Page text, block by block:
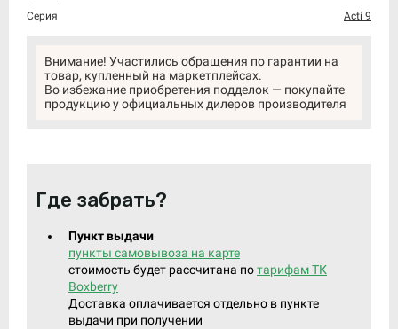
Серия
Acti 9
Внимание! Участились обращения по гарантии на
товар, купленный на маркетплейсах.
Во избежание приобретения подделок — покупайте
продукцию у официальных дилеров производителя
Где забрать?
Пункт выдачи
пункты самовывоза на карте
стоимость будет рассчитана потарифам ТК
Boxberry
Доставка оплачивается отдельно в пункте
выдачи при получении